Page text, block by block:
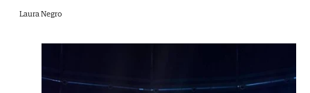
Laura Negro